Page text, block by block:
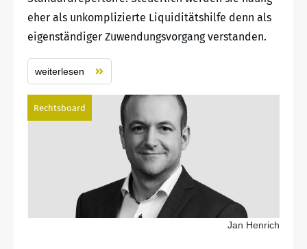
eher als unkomplizierte Liquiditätshilfe denn als
eigenständiger Zuwendungsvorgang verstanden.
weiterlesen
Rechtsboard
Jan Henrich